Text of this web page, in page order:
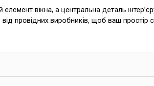
вікна, а центральна деталь
від провідних виробників, щоб ваш простір